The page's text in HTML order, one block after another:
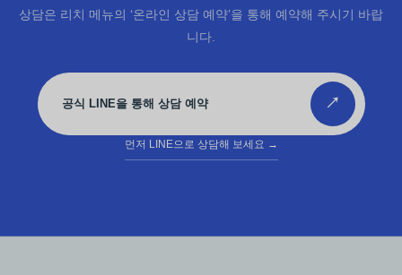
상담은 리치 메뉴의 ‘온라인 상담 예약’을 통해 예약해 주시기 바랍
니다.
공식 LINE을 통해 상담 예약 ↗
먼저 LINE으로 상담해 보세요 →